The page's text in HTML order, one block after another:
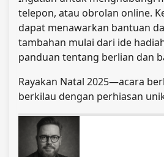
telepon, atau obrolan online.
dapat menawarkan bantuan
tambahan mulai dari ide
panduan tentang berlian dan
Rayakan Natal 2025—acara
berkilau dengan perhiasan